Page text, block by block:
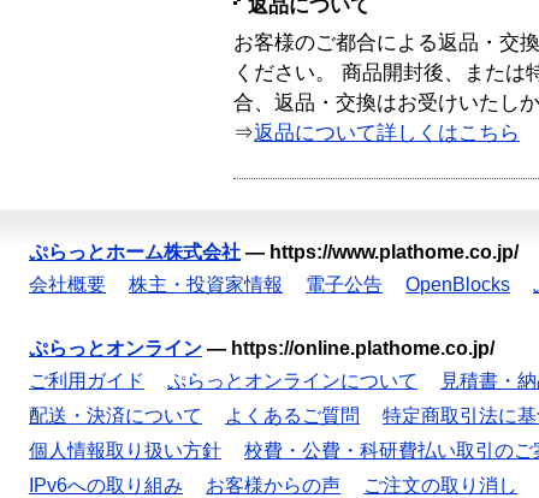
返品について
お客様のご都合による返品・交
ください。 商品開封後、または
合、返品・交換はお受けいたし
⇒返品について詳しくはこちら
ぷらっとホーム株式会社 — https://www.plathome.co.jp/
会社概要
株主・投資家情報 電子公告 OpenBlocks
ぷらっとオンライン — https://online.plathome.co.jp/
ご利用ガイド
ぷらっとオンラインについて
見積書・
配送・決済について
よくあるご質問
特定商取引法に
個人情報取り扱い方針
校費・公費・科研費払い取引のご
IPv6への取り組み
お客様からの声 ご注文の取り消し